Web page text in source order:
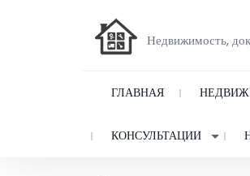
Недвижимость,
ГЛАВНАЯ
КОНСУЛЬТАЦИИ